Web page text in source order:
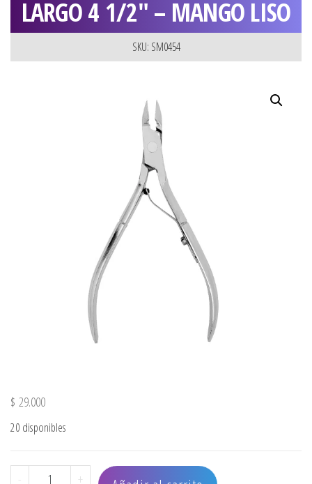
LARGO 4 1/2″ – MANGO LISO
SKU: SM0454
$ 29.000
20 disponibles
- CORTACUTICULA 9 mm - LARGO 4 1/2" - MANGO LISO
+